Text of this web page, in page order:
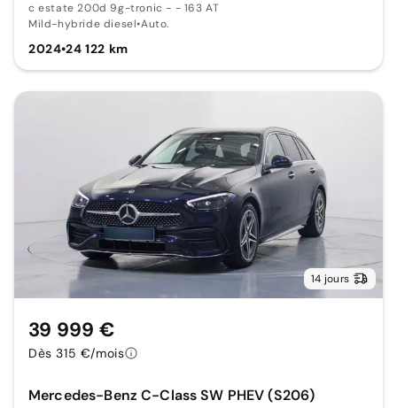
c estate 200d 9g-tronic - - 163 AT
Mild-hybride diesel•Auto.
2024•24 122 km
14 jours
Mercedes-Benz C-Class SW PHEV (S206)
39 999 €
Dès 315 €/mois